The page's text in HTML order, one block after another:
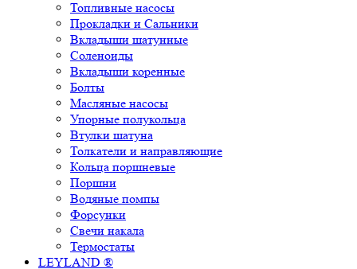
Топливные насосы
Прокладки и Сальники
Вкладыши шатунные
Соленоиды
Вкладыши коренные
Болты
Масляные насосы
Упорные полукольца
Втулки шатуна
Толкатели и направляющие
Кольца поршневые
Поршни
Водяные помпы
Форсунки
Свечи накала
Термостаты
LEYLAND ®